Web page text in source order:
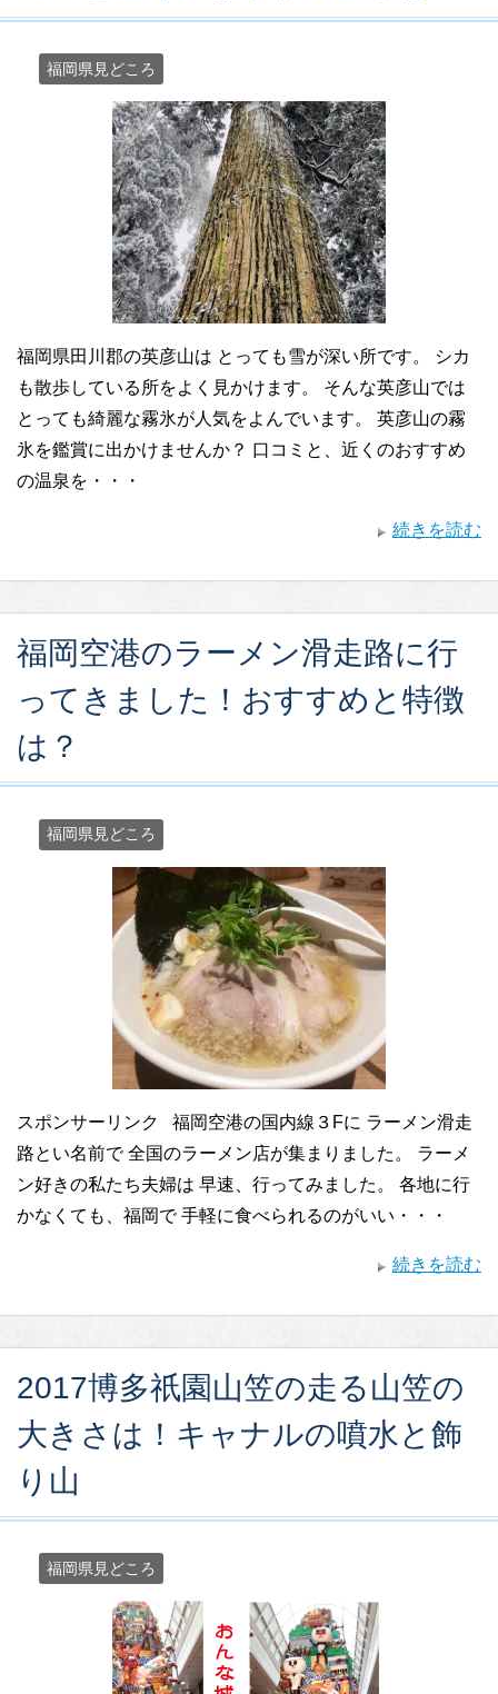
福岡県見どころ
福岡県田川郡の英彦山は とっても雪が深い所です。 シカ
も散歩している所をよく見かけます。 そんな英彦山では
とっても綺麗な霧氷が人気をよんでいます。 英彦山の霧
氷を鑑賞に出かけませんか？ 口コミと、近くのおすすめ
の温泉を・・・
続きを読む
福岡空港のラーメン滑走路に行
ってきました！おすすめと特徴
は？
福岡県見どころ
スポンサーリンク 福岡空港の国内線３Fに ラーメン滑走
路とい名前で 全国のラーメン店が集まりました。 ラーメ
ン好きの私たち夫婦は 早速、行ってみました。 各地に行
かなくても、福岡で 手軽に食べられるのがいい・・・
続きを読む
2017博多祇園山笠の走る山笠の
大きさは！キャナルの噴水と飾
り山
福岡県見どころ